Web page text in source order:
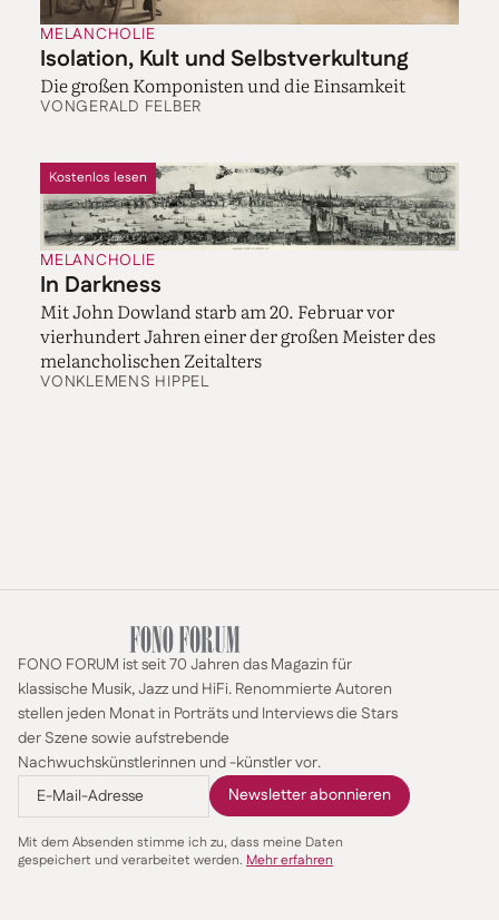
MELANCHOLIE
Isolation, Kult und Selbstverkultung
Die großen Komponisten und die Einsamkeit
VONGERALD FELBER
MELANCHOLIE
In Darkness
Mit John Dowland starb am 20. Februar vor
vierhundert Jahren einer der großen Meister des
melancholischen Zeitalters
VONKLEMENS HIPPEL
Kostenlos lesen
FONO FORUM ist seit 70 Jahren das Magazin für
klassische Musik, Jazz und HiFi. Renommierte Autoren
stellen jeden Monat in Porträts und Interviews die Stars
der Szene sowie aufstrebende
Nachwuchskünstlerinnen und -künstler vor.
Mit dem Absenden stimme ich zu, dass meine Daten
gespeichert und verarbeitet werden. Mehr erfahren